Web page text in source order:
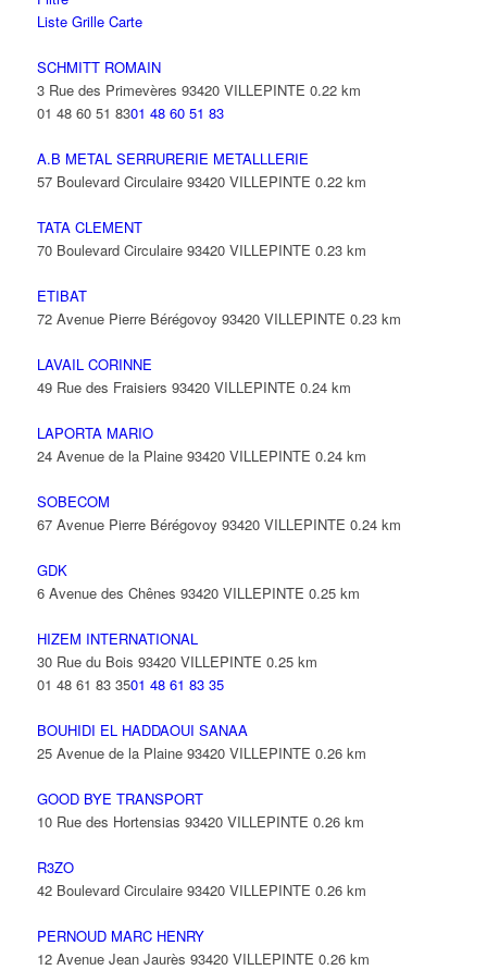
Liste Grille Carte
SCHMITT ROMAIN
3 Rue des Primevères 93420 VILLEPINTE 0.22 km
01 48 60 51 8301 48 60 51 83
A.B METAL SERRURERIE METALLLERIE
57 Boulevard Circulaire 93420 VILLEPINTE 0.22 km
TATA CLEMENT
70 Boulevard Circulaire 93420 VILLEPINTE 0.23 km
ETIBAT
72 Avenue Pierre Bérégovoy 93420 VILLEPINTE 0.23 km
LAVAIL CORINNE
49 Rue des Fraisiers 93420 VILLEPINTE 0.24 km
LAPORTA MARIO
24 Avenue de la Plaine 93420 VILLEPINTE 0.24 km
SOBECOM
67 Avenue Pierre Bérégovoy 93420 VILLEPINTE 0.24 km
GDK
6 Avenue des Chênes 93420 VILLEPINTE 0.25 km
HIZEM INTERNATIONAL
30 Rue du Bois 93420 VILLEPINTE 0.25 km
01 48 61 83 3501 48 61 83 35
BOUHIDI EL HADDAOUI SANAA
25 Avenue de la Plaine 93420 VILLEPINTE 0.26 km
GOOD BYE TRANSPORT
10 Rue des Hortensias 93420 VILLEPINTE 0.26 km
R3ZO
42 Boulevard Circulaire 93420 VILLEPINTE 0.26 km
PERNOUD MARC HENRY
12 Avenue Jean Jaurès 93420 VILLEPINTE 0.26 km